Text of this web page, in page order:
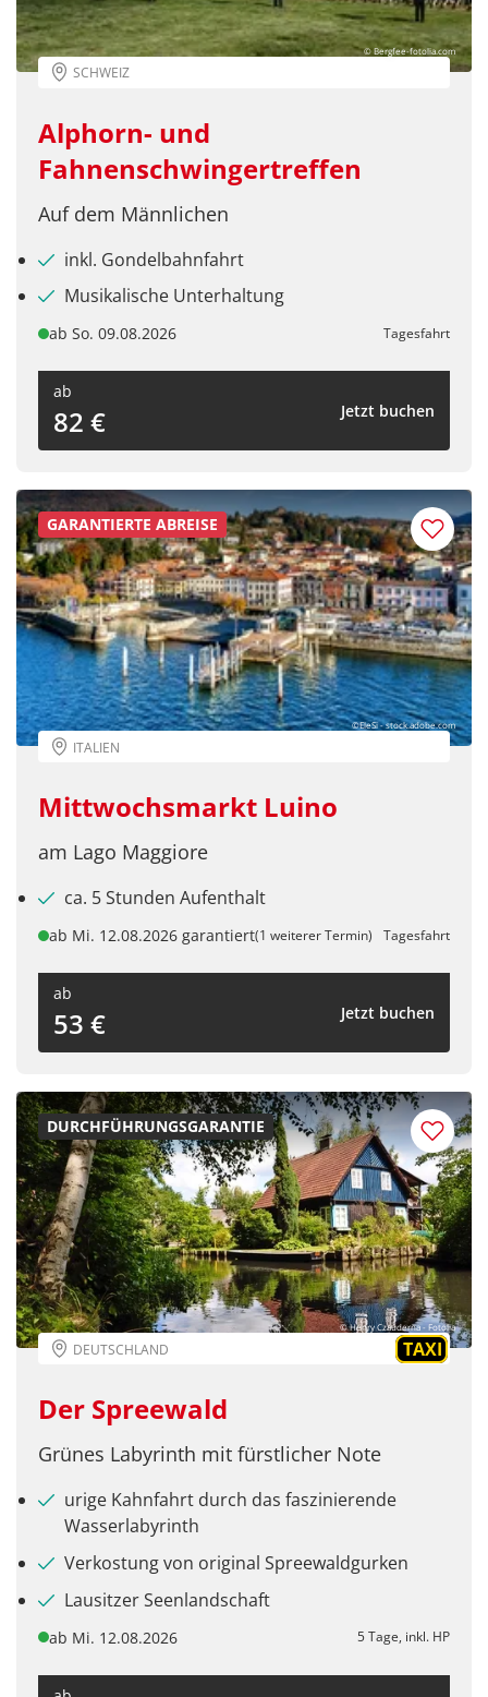
© Bergfee-fotolia.com
SCHWEIZ
Alphorn- und
Fahnenschwingertreffen
Auf dem Männlichen
inkl. Gondelbahnfahrt
Musikalische Unterhaltung
ab So. 09.08.2026 Tagesfahrt
ab
82 € Jetzt buchen
GARANTIERTE ABREISE
©EleSi - stock.adobe.com
ITALIEN
Mittwochsmarkt Luino
am Lago Maggiore
ca. 5 Stunden Aufenthalt
ab Mi. 12.08.2026 garantiert(1 weiterer Termin) Tagesfahrt
ab
53 € Jetzt buchen
DURCHFÜHRUNGSGARANTIE
© Henry Czauderna - Fotolia
DEUTSCHLAND TAXI
Der Spreewald
Grünes Labyrinth mit fürstlicher Note
urige Kahnfahrt durch das faszinierende
Wasserlabyrinth
Verkostung von original Spreewaldgurken
Lausitzer Seenlandschaft
ab Mi. 12.08.2026 5 Tage, inkl. HP